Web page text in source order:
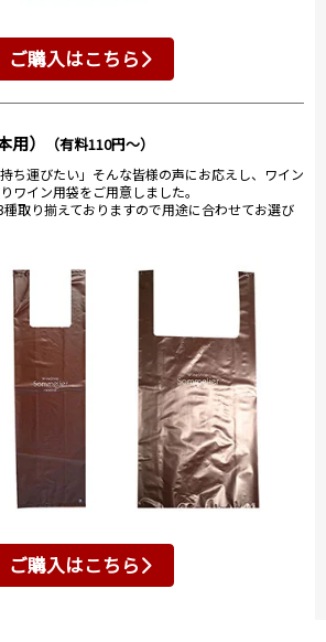
ご購入はこちら
用） （有料110円～）
ち運びたい」そんな皆様の声にお応えし、ワイン
ワイン用袋をご用意しました。
取り揃えておりますので用途に合わせてお選び
ご購入はこちら